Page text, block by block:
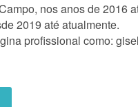
nos anos de 2016
2019 até atualmente.
profissional como: